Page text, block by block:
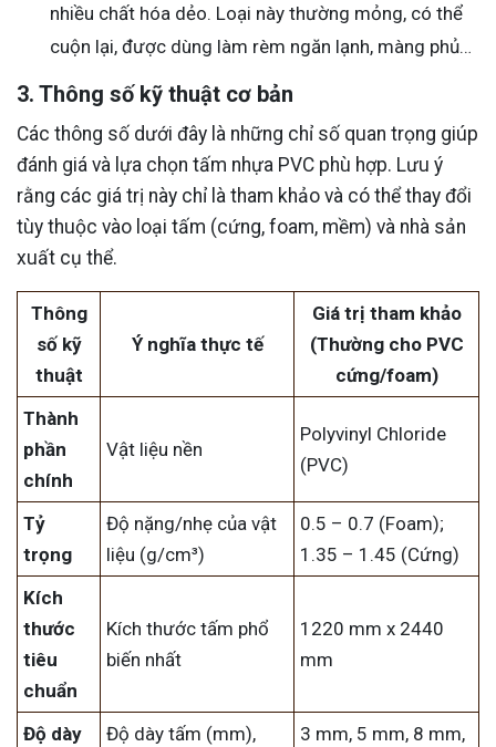
nhiều chất hóa dẻo. Loại này thường mỏng, có thể
cuộn lại, được dùng làm rèm ngăn lạnh, màng phủ…
3. Thông số kỹ thuật cơ bản
Các thông số dưới đây là những chỉ số quan trọng giúp
đánh giá và lựa chọn tấm nhựa PVC phù hợp. Lưu ý
rằng các giá trị này chỉ là tham khảo và có thể thay đổi
tùy thuộc vào loại tấm (cứng, foam, mềm) và nhà sản
xuất cụ thể.
Thông
số kỹ
thuật
Ý nghĩa thực tế
Giá trị tham khảo
(Thường cho PVC
cứng/foam)
Thành
phần
chính
Vật liệu nền
Polyvinyl Chloride
(PVC)
Tỷ
trọng
Độ nặng/nhẹ của vật
liệu (g/cm³)
0.5 – 0.7 (Foam);
1.35 – 1.45 (Cứng)
Kích
thước
tiêu
chuẩn
Kích thước tấm phổ
biến nhất
1220 mm x 2440
mm
Độ dày
Độ dày tấm (mm),
3 mm, 5 mm, 8 mm,